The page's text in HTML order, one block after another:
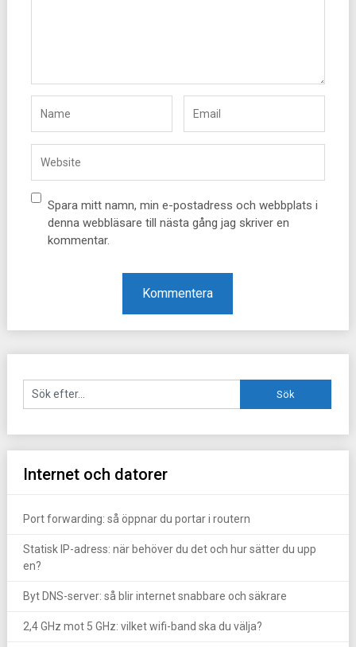
Spara mitt namn, min e-postadress och webbplats i
denna webbläsare till nästa gång jag skriver en
kommentar.
Internet och datorer
Port forwarding: så öppnar du portar i routern
Statisk IP-adress: när behöver du det och hur sätter du upp
en?
Byt DNS-server: så blir internet snabbare och säkrare
2,4 GHz mot 5 GHz: vilket wifi-band ska du välja?